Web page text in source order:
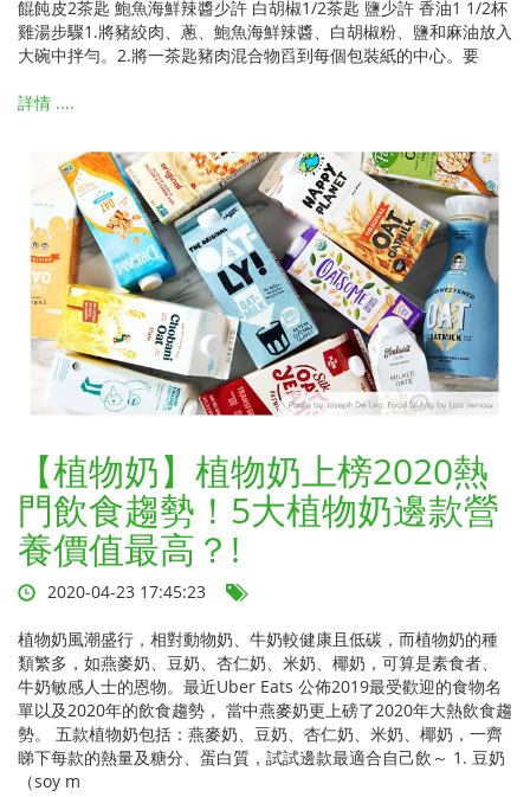
餛飩皮2茶匙 鮑魚海鮮辣醬少許 白胡椒1/2茶匙 鹽少許 香油1 1/2杯
雞湯步驟1.將豬絞肉、蔥、鮑魚海鮮辣醬、白胡椒粉、鹽和麻油放入
大碗中拌勻。2.將一茶匙豬肉混合物舀到每個包裝紙的中心。要
詳情 ....
【植物奶】植物奶上榜2020熱
門飲食趨勢！5大植物奶邊款營
養價值最高？!
2020-04-23 17:45:23
植物奶風潮盛行，相對動物奶、牛奶較健康且低碳，而植物奶的種
類繁多，如燕麥奶、豆奶、杏仁奶、米奶、椰奶，可算是素食者、
牛奶敏感人士的恩物。最近Uber Eats 公佈2019最受歡迎的食物名
單以及2020年的飲食趨勢， 當中燕麥奶更上磅了2020年大熱飲食趨
勢。 五款植物奶包括：燕麥奶、豆奶、杏仁奶、米奶、椰奶，一齊
睇下每款的熱量及糖分、蛋白質，試試邊款最適合自己飲～ 1. 豆奶
（soy m